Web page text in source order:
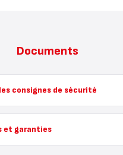
Documents
consignes de sécurité
et garanties